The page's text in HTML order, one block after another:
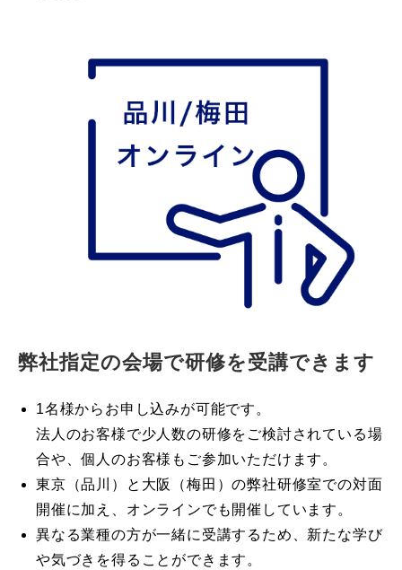
弊社指定の会場で研修を受講できます
1名様からお申し込みが可能です。
法人のお客様で少人数の研修をご検討されている場
合や、個人のお客様もご参加いただけます。
東京（品川）と大阪（梅田）の弊社研修室での対面
開催に加え、オンラインでも開催しています。
異なる業種の方が一緒に受講するため、新たな学び
や気づきを得ることができます。